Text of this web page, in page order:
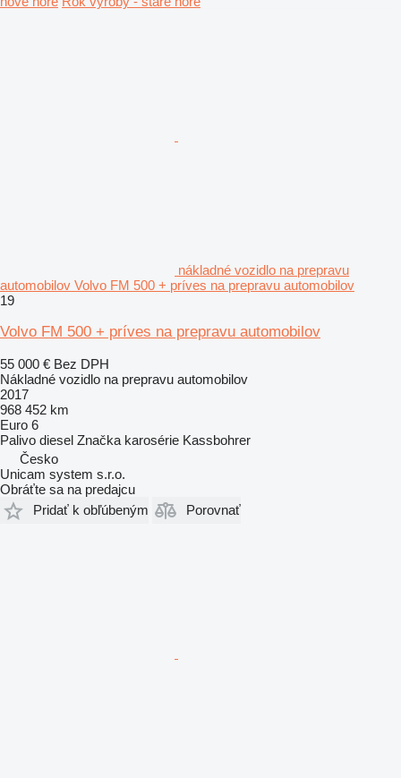
nákladné vozidlo na prepravu
automobilov Volvo FM 500 + príves na prepravu automobilov
19
Volvo FM 500 + príves na prepravu automobilov
55 000 € Bez DPH
Nákladné vozidlo na prepravu automobilov
2017
968 452 km
Euro 6
Palivo diesel Značka karosérie Kassbohrer
Česko
Unicam system s.r.o.
Obráťte sa na predajcu
Pridať k obľúbeným
Porovnať